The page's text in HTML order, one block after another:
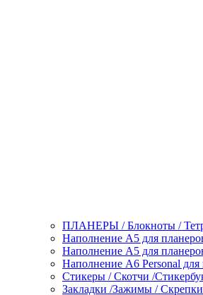
ПЛАНЕРЫ / Блокноты /
Наполнение А5 для
Наполнение А5 для
Наполнение А6 Personal для
Стикеры / Скотчи /
Закладки /Зажимы /